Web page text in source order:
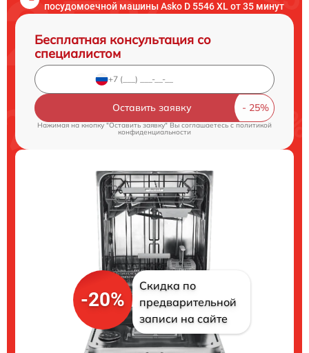
посудомоечной машины Asko D 5546 XL от 35 минут
Бесплатная консультация со
специалистом
Оставить заявку
Нажимая на кнопку "Оставить заявку" Вы соглашаетесь cполитикой
конфиденциальности
-20%
Скидка по
предварительной
записи на сайте